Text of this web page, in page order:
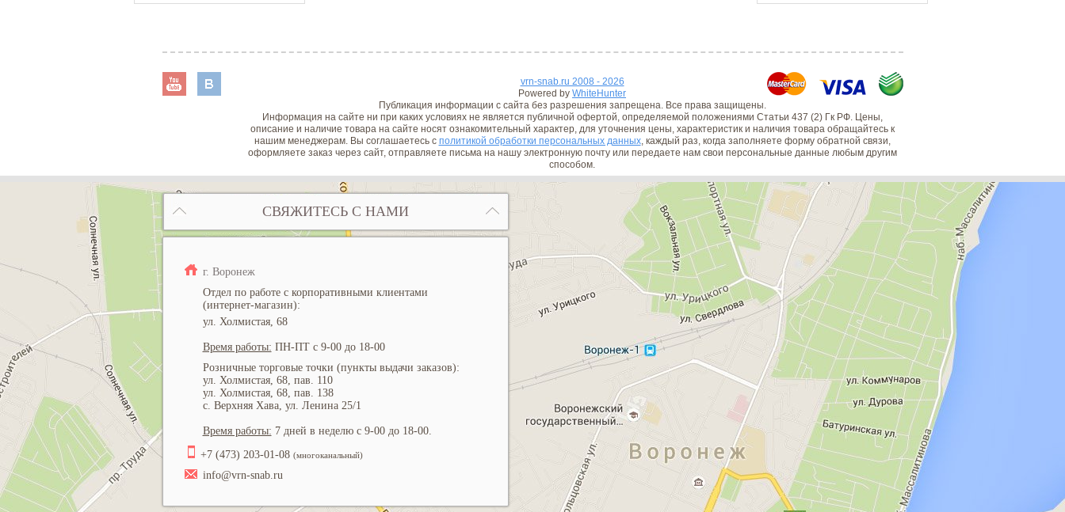
vrn-snab.ru 2008 - 2026
Powered by WhiteHunter
Публикация информации с сайта без разрешения запрещена. Все права защищены.
Информация на сайте ни при каких условиях не является публичной офертой, определяемой положениями Статьи 437 (2) Гк РФ. Цены,
описание и наличие товара на сайте носят ознакомительный характер, для уточнения цены, характеристик и наличия товара обращайтесь к
нашим менеджерам. Вы соглашаетесь с политикой обработки персональных данных, каждый раз, когда заполняете форму обратной связи,
оформляете заказ через сайт, отправляете письма на нашу электронную почту или передаете нам свои персональные данные любым другим
способом.
СВЯЖИТЕСЬ С НАМИ
г. Воронеж
Отдел по работе с корпоративными клиентами
(интернет-магазин):
ул. Холмистая, 68
Время работы: ПН-ПТ с 9-00 до 18-00
Розничные торговые точки (пункты выдачи заказов):
ул. Холмистая, 68, пав. 110
ул. Холмистая, 68, пав. 138
с. Верхняя Хава, ул. Ленина 25/1
Время работы: 7 дней в неделю с 9-00 до 18-00.
+7 (473) 203-01-08 (многоканальный)
info@vrn-snab.ru